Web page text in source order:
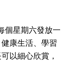
個星期六發放一
康生活、學習
以細心欣賞，